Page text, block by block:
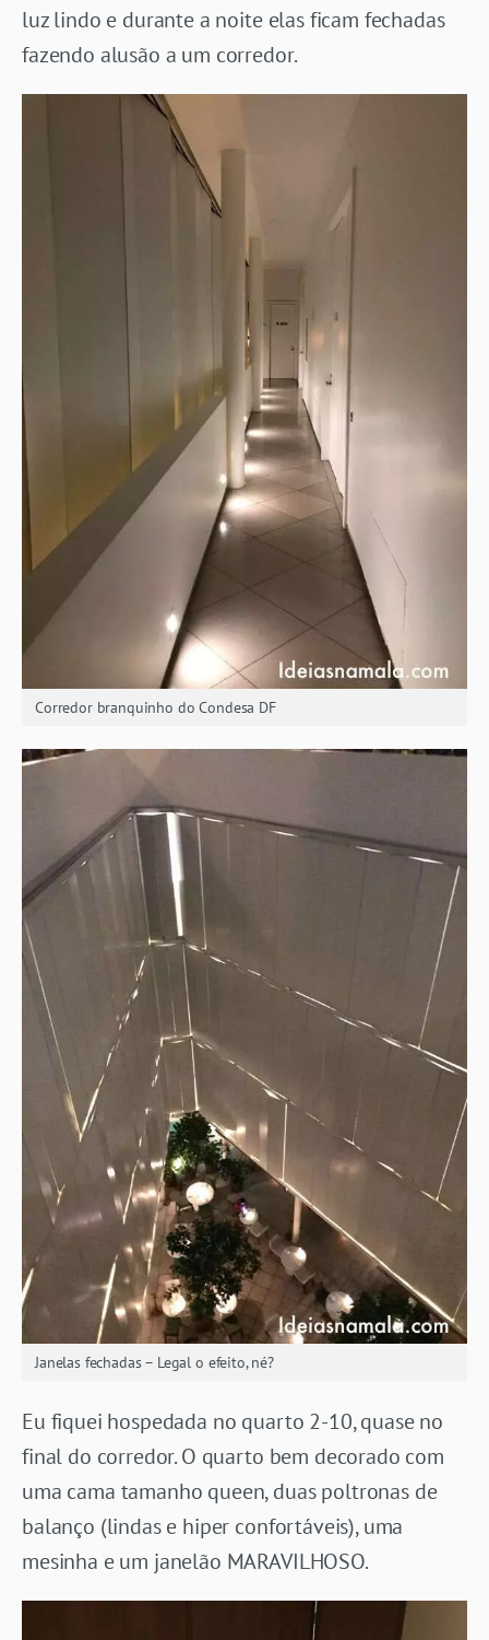
luz lindo e durante a noite elas ficam fechadas
fazendo alusão a um corredor.
Corredor branquinho do Condesa DF
Janelas fechadas – Legal o efeito, né?
Eu fiquei hospedada no quarto 2-10, quase no
final do corredor. O quarto bem decorado com
uma cama tamanho queen, duas poltronas de
balanço (lindas e hiper confortáveis), uma
mesinha e um janelão MARAVILHOSO.